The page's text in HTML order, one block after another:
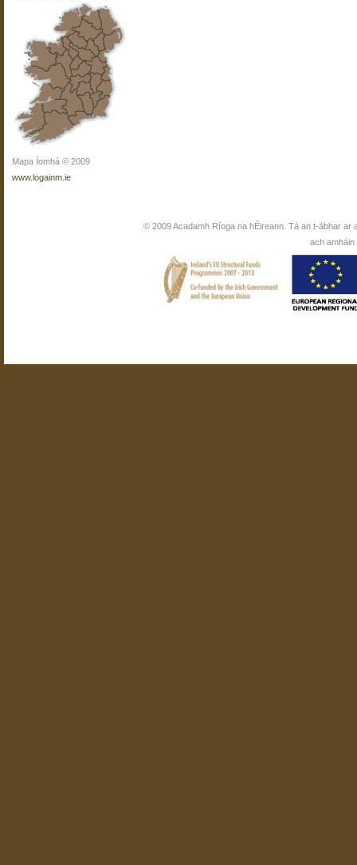
Mapa Íomhá © 2009
www.logainm.ie
© 2009 Acadamh Ríoga na hÉireann. Tá an t-ábhar ar
ach amháin